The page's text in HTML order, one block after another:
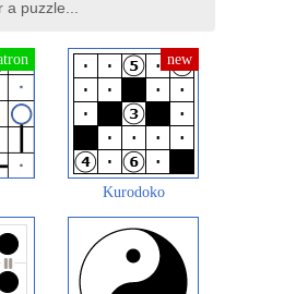
Kurodoko